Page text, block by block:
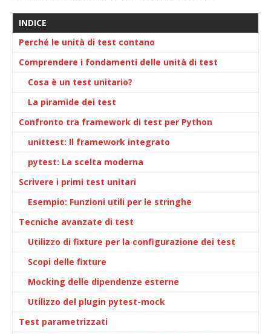
INDICE
Perché le unità di test contano
Comprendere i fondamenti delle unità di test
Cosa è un test unitario?
La piramide dei test
Confronto tra framework di test per Python
unittest: Il framework integrato
pytest: La scelta moderna
Scrivere i primi test unitari
Esempio: Funzioni utili per le stringhe
Tecniche avanzate di test
Utilizzo di fixture per la configurazione dei test
Scopi delle fixture
Mocking delle dipendenze esterne
Utilizzo del plugin pytest-mock
Test parametrizzati